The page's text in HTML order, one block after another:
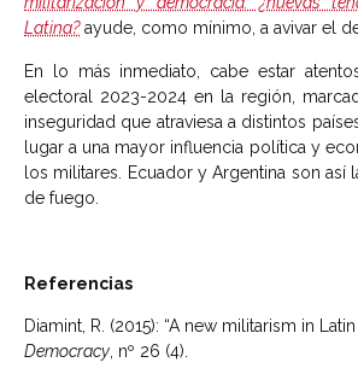
Latina?ayude, como mínimo, a avivar el
En lo más inmediato, cabe estar
electoral 2023-2024 en la región,
inseguridad que atraviesa a distintos
lugar a una mayor influencia política y
los militares. Ecuador y Argentina son así
de fuego.
Referencias
Diamint, R. (2015): “A new militarism in Latin
Democracy , nº 26 (4).